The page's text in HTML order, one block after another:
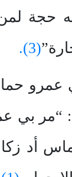
حجة
(3).
“مر بي
أد